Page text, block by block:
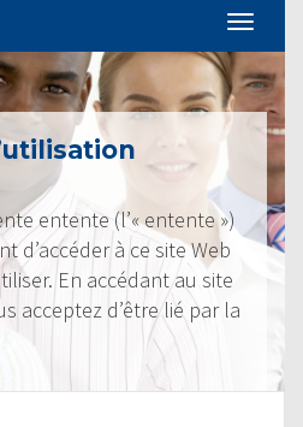
entente (l’« entente »)
d’accéder à ce site Web
En accédant au site
acceptez d’être lié par la